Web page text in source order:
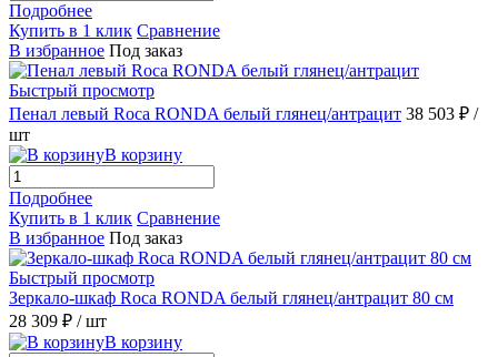
Подробнее
Купить в 1 клик Сравнение
В избранное Под заказ
Быстрый просмотр
Пенал левый Roca RONDA белый глянец/антрацит 38 503 ₽ /
шт
В корзину
Подробнее
Купить в 1 клик Сравнение
В избранное Под заказ
Быстрый просмотр
Зеркало-шкаф Roca RONDA белый глянец/антрацит 80 см
28 309 ₽ / шт
В корзину